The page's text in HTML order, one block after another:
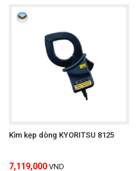
Kìm kẹp dòng KYORITSU 8125
7,119,000 VND